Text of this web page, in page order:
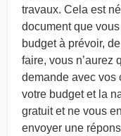
travaux. Cela est
document que
budget à prévoir,
faire, vous n’aurez
demande avec vos
votre budget et la
gratuit et ne vous
envoyer une